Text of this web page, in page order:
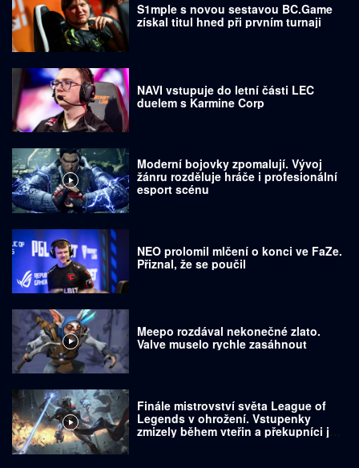
S1mple s novou sestavou BC.Game
získal titul hned při prvním turnaji
NAVI vstupuje do letní části LEC
duelem s Karmine Corp
Moderní bojovky zpomalují. Vývoj
žánru rozděluje hráče i profesionální
esport scénu
NEO prolomil mlčení o konci ve FaZe.
Přiznal, že se poučil
Meepo rozdával nekonečné zlato.
Valve muselo rychle zasáhnout
Finále mistrovství světa League of
Legends v ohrožení. Vstupenky
zmizely během vteřin a překupníci je